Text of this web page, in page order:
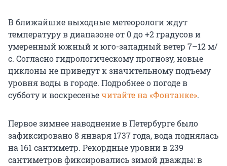
В ближайшие выходные метеорологи ждут
температуру в диапазоне от 0 до +2 градусов и
умеренный южный и юго-западный ветер 7–12 м/
с. Согласно гидрологическому прогнозу, новые
циклоны не приведут к значительному подъему
уровня воды в городе. Подробнее о погоде в
субботу и воскресеньечитайте на «Фонтанке».
Первое зимнее наводнение в Петербурге было
зафиксировано 8 января 1737 года, вода поднялась
на 161 сантиметр. Рекордные уровни в 239
сантиметров фиксировались зимой дважды: в